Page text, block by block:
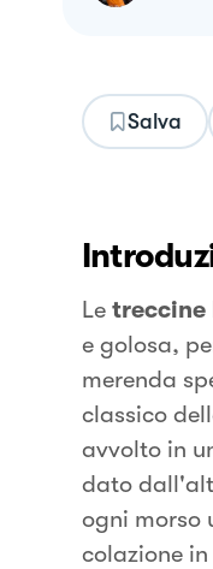
Salva
Le treccine
e golosa,
merenda
classico
avvolto in
dato
ogni morso
colazione